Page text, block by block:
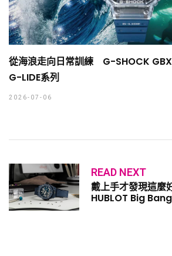
從海浪走向日常訓練 G-SHOCK
G-LIDE系列
2026-07-06
READ NEXT
戴上手才發現這麼
HUBLOT Big